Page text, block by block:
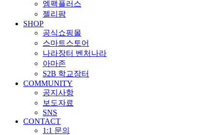
엠팩플러스
젤리팜
SHOP
공식쇼핑몰
스마트스토어
나라장터 벤처나라
아마존
S2B 학교장터
COMMUNITY
공지사항
보도자료
SNS
CONTACT
1:1 문의